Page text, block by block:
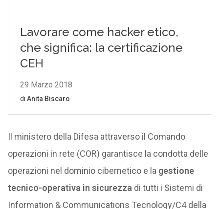
Il ministero della Difesa attraverso il Comando
operazioni in rete (COR) garantisce la condotta delle
operazioni nel dominio cibernetico e la gestione
tecnico-operativa in sicurezza di tutti i Sistemi di
Information & Communications Tecnology/C4 della